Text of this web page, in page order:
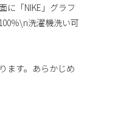
「NIKE」グラフ
％\n洗濯機洗い可
ます。あらかじめ